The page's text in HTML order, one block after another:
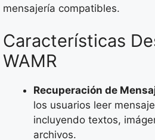
mensajería compatibles.
Características
WAMR
Recuperación de
los usuarios leer
incluyendo textos,
archivos.